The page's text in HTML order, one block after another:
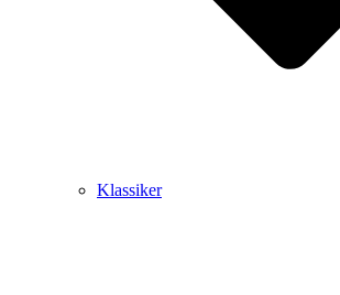
Klassiker